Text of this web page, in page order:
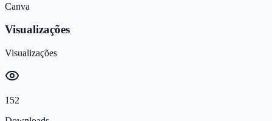
Canva
Visualizações
Visualizações
152